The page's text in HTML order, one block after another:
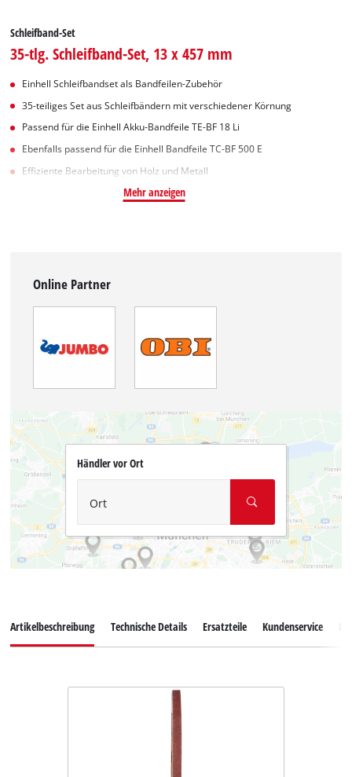
Schleifband-Set
35-tlg. Schleifband-Set, 13 x 457 mm
Einhell Schleifbandset als Bandfeilen-Zubehör
35-teiliges Set aus Schleifbändern mit verschiedener Körnung
Passend für die Einhell Akku-Bandfeile TE-BF 18 Li
Ebenfalls passend für die Einhell Bandfeile TC-BF 500 E
Effiziente Bearbeitung von Holz und Metall
Mehr anzeigen
Online Partner
Händler vor Ort
Ort
Artikelbeschreibung Technische Details Ersatzteile Kundenservice